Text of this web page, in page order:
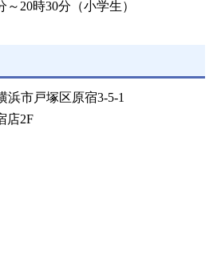
20時30分（小学生）
浜市戸塚区原宿3-5-1
店2F